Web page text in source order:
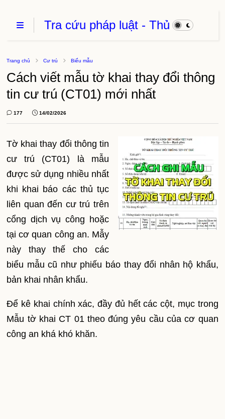
Tra cứu pháp luật - Thủ
thuật phần mềm
Trang chủ Cư trú Biểu mẫu
Cách viết mẫu tờ khai thay đổi thông
tin cư trú (CT01) mới nhất
177 14/02/2026
Tờ khai thay đổi thông tin
cư trú (CT01) là mẫu
được sử dụng nhiều nhất
khi khai báo các thủ tục
liên quan đến cư trú trên
cổng dịch vụ công hoặc
tại cơ quan công an. Mẫy
này thay thế cho các
biểu mẫu cũ như phiếu báo thay đổi nhân hộ khẩu,
bản khai nhân khẩu.
Để kê khai chính xác, đầy đủ hết các cột, mục trong
Mẫu tờ khai CT 01 theo đúng yêu cầu của cơ quan
công an khá khó khăn.